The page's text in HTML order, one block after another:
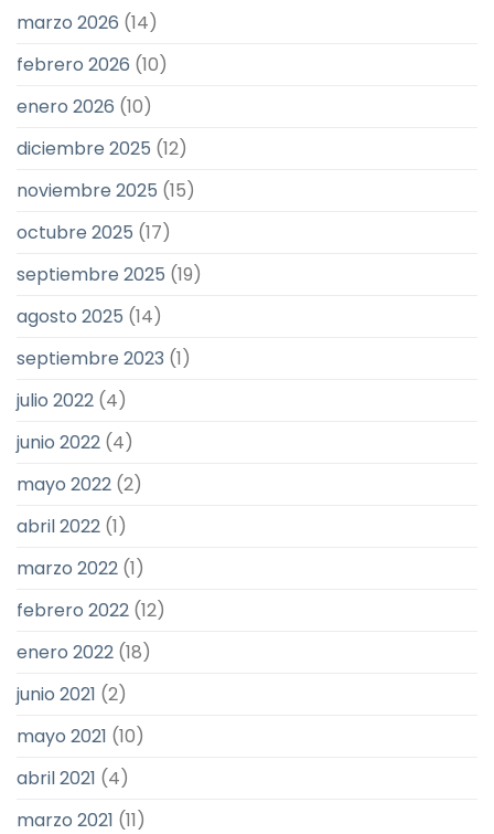
marzo 2026 (14)
febrero 2026 (10)
enero 2026 (10)
diciembre 2025 (12)
noviembre 2025 (15)
octubre 2025 (17)
septiembre 2025 (19)
agosto 2025 (14)
septiembre 2023 (1)
julio 2022 (4)
junio 2022 (4)
mayo 2022 (2)
abril 2022 (1)
marzo 2022 (1)
febrero 2022 (12)
enero 2022 (18)
junio 2021 (2)
mayo 2021 (10)
abril 2021 (4)
marzo 2021 (11)